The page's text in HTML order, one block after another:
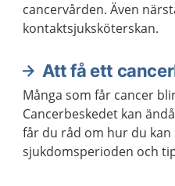
cancervården. Även
kontaktsjuksköterskan.
Att få ett
Många som får cancer
Cancerbeskedet kan
får du råd om hur du kan
sjukdomsperioden och